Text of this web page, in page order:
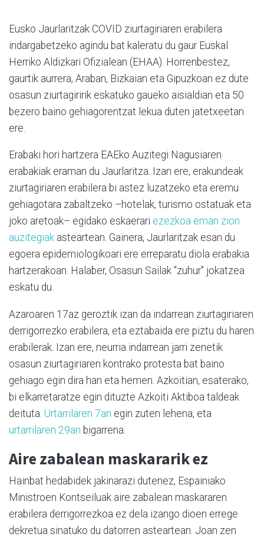
Eusko Jaurlaritzak COVID ziurtagiriaren erabilera
indargabetzeko agindu bat kaleratu du gaur Euskal
Herriko Aldizkari Ofizialean (EHAA). Horrenbestez,
gaurtik aurrera, Araban, Bizkaian eta Gipuzkoan ez dute
osasun ziurtagiririk eskatuko gaueko aisialdian eta 50
bezero baino gehiagorentzat lekua duten jatetxeetan
ere.
Erabaki hori hartzera EAEko Auzitegi Nagusiaren
erabakiak eraman du Jaurlaritza. Izan ere, erakundeak
ziurtagiriaren erabilera bi astez luzatzeko eta eremu
gehiagotara zabaltzeko –hotelak, turismo ostatuak eta
joko aretoak– egidako eskaerari ezezkoa eman zion
auzitegiak asteartean. Gainera, Jaurlaritzak esan du
egoera epidemiologikoari ere erreparatu diola erabakia
hartzerakoan. Halaber, Osasun Sailak "zuhur" jokatzea
eskatu du.
Azaroaren 17az geroztik izan da indarrean ziurtagiriaren
derrigorrezko erabilera, eta eztabaida ere piztu du haren
erabilerak. Izan ere, neurria indarrean jarri zenetik
osasun ziurtagiriaren kontrako protesta bat baino
gehiago egin dira han eta hemen. Azkoitian, esaterako,
bi elkarretaratze egin dituzte Azkoiti Aktiboa taldeak
deituta. Urtarrilaren 7an egin zuten lehena, eta
urtarrilaren 29an bigarrena.
Aire zabalean maskararik ez
Hainbat hedabidek jakinarazi dutenez, Espainiako
Ministroen Kontseiluak aire zabalean maskararen
erabilera derrigorrezkoa ez dela izango dioen errege
dekretua sinatuko du datorren asteartean. Joan zen